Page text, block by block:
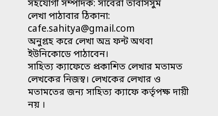
সহযোগী সম্পাদক: সাবেরা তাবাসসুম
লেখা পাঠাবার ঠিকানা:
cafe.sahitya@gmail.com
অনুগ্রহ করে লেখা অভ্র ফন্ট অথবা
ইউনিকোডে পাঠাবেন।
সাহিত্য ক্যাফেতে প্রকাশিত লেখার মতামত
লেখকের নিজস্ব। লেখকের লেখার ও
মতামতের জন্য সাহিত্য ক্যাফে কর্তৃপক্ষ দায়ী
নয় ।